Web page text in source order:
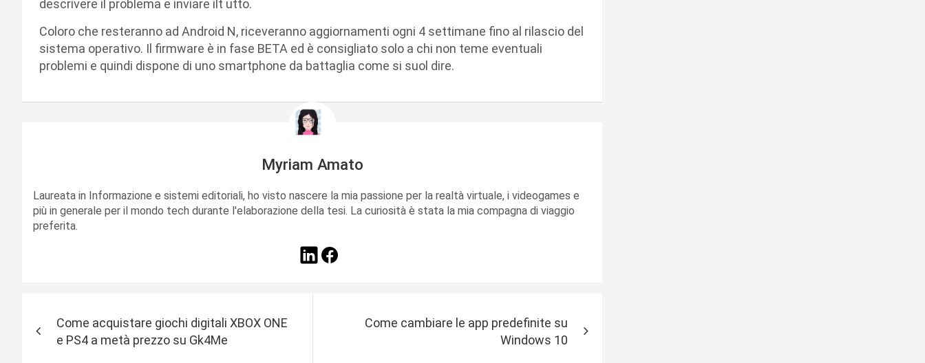
descrivere il problema e inviare ilt utto.
Coloro che resteranno ad Android N, riceveranno aggiornamenti ogni 4 settimane fino al rilascio del
sistema operativo. Il firmware è in fase BETA ed è consigliato solo a chi non teme eventuali
problemi e quindi dispone di uno smartphone da battaglia come si suol dire.
Myriam Amato
Laureata in Informazione e sistemi editoriali, ho visto nascere la mia passione per la realtà virtuale, i videogames e
più in generale per il mondo tech durante l'elaborazione della tesi. La curiosità è stata la mia compagna di viaggio
preferita.
Come acquistare giochi digitali XBOX ONE
e PS4 a metà prezzo su Gk4Me
Come cambiare le app predefinite su
Windows 10